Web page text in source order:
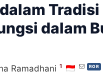
Tradisi
dalam
Ramadhani 1 ROR